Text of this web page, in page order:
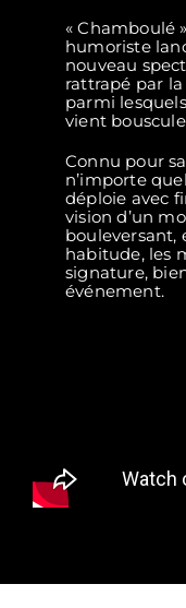
« Chamboulé
humoriste
nouveau
rattrapé par
parmi
vient
Connu pour
n’importe
déploie avec
vision d’un
bouleversant,
habitude, les
signature,
événement.